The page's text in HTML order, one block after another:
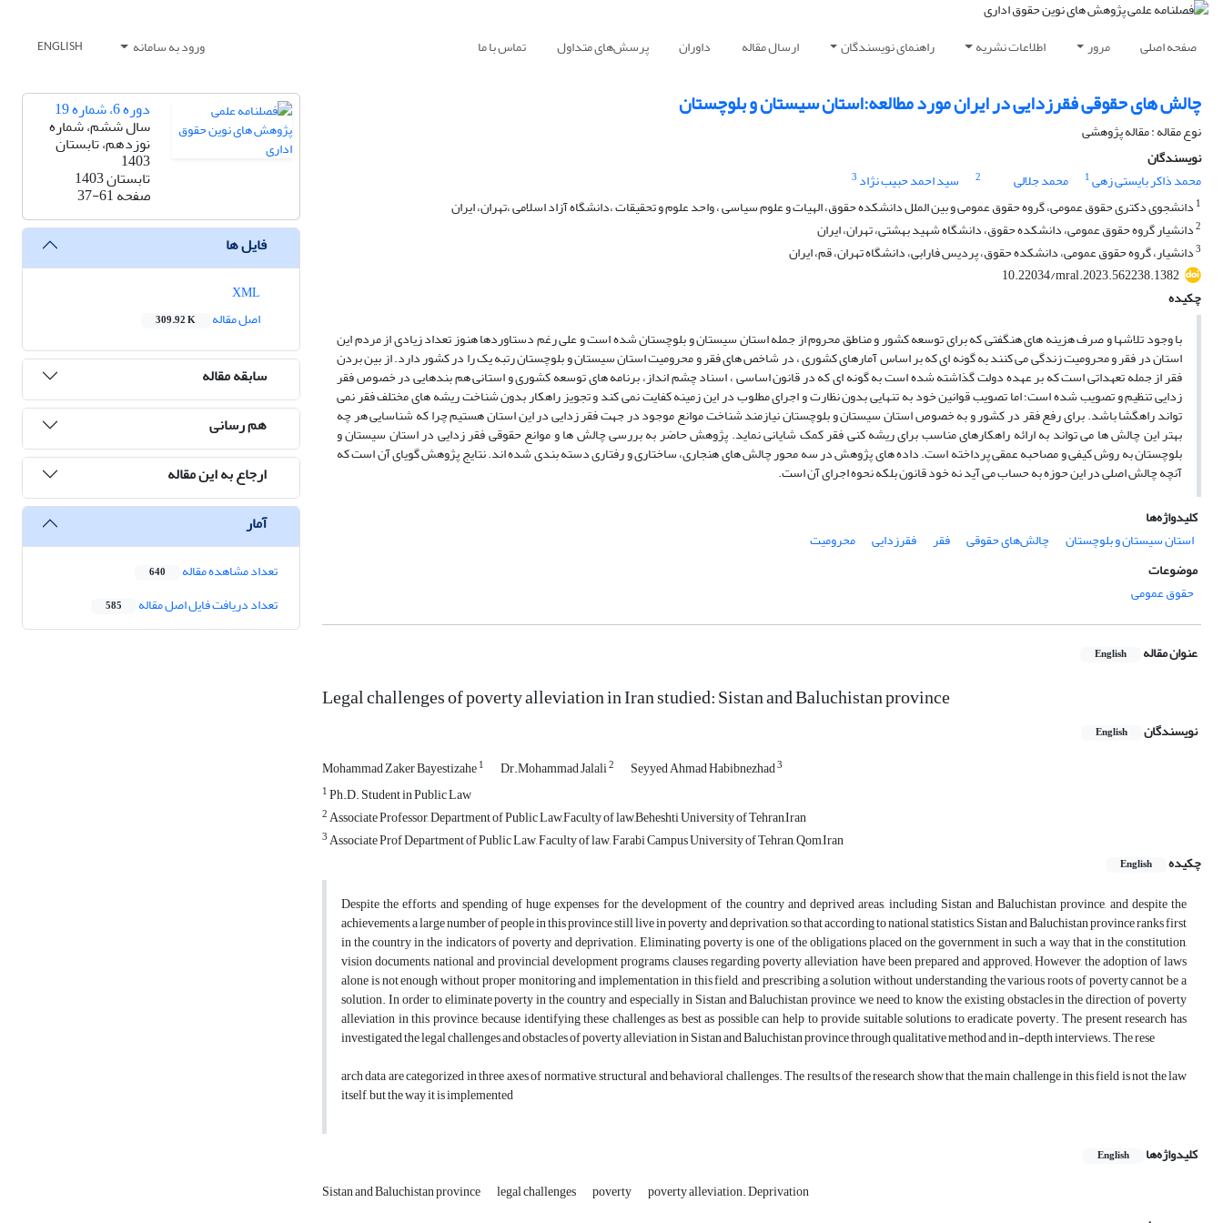
صفحه اصلی مرور اطلاعات نشریه راهنمای نویسندگان ارسال مقاله داوران پرسش‌های متداول تماس با ما ورود به سامانه ENGLISH
چالش های حقوقی فقرزدایی در ایران مورد مطالعه:استان سیستان و بلوچستان
نوع مقاله : مقاله پژوهشی
نویسندگان
محمد ذاکر بایستی زهی1 محمد جلالی 2 سید احمد حبیب نژاد 3
1 دانشجوی دکتری حقوق عمومی، گروه حقوق عمومی و بین الملل دانشکده حقوق، الهیات و علوم سیاسی ، واحد علوم و تحقیقات ،دانشگاه آزاد اسلامی ،تهران، ایران
2دانشیار گروه حقوق عمومی، دانشکده حقوق، دانشگاه شهید بهشتی، تهران، ایران
3دانشیار، گروه حقوق عمومی، دانشکده حقوق، پردیس فارابی، دانشگاه تهران، قم، ایران
10.22034/mral.2023.562238.1382
چکیده
با وجود تلاشها و صرف هزینه های هنگفتی که برای توسعه کشور و مناطق محروم از جمله استان سیستان و بلوچستان شده است و علی رغم دستاوردها هنوز تعداد زیادی از مردم این
استان در فقر و محرومیت زندگی می کنند به گونه ای که بر اساس آمارهای کشوری ، در شاخص های فقر و محرومیت استان سیستان و بلوچستان رتبه یک را در کشور دارد. از بین بردن
فقر از جمله تعهداتی است که بر عهده دولت گذاشته شده است به گونه ای که در قانون اساسی ، اسناد چشم انداز، برنامه های توسعه کشوری و استانی هم بندهایی در خصوص فقر
زدایی تنظیم و تصویب شده است؛ اما تصویب قوانین خود به تنهایی بدون نظارت و اجرای مطلوب در این زمینه کفایت نمی کند و تجویز راهکار بدون شناخت ریشه های مختلف فقر نمی
تواند راهگشا باشد. برای رفع فقر در کشور و به خصوص استان سیستان و بلوچستان نیازمند شناخت موانع موجود در جهت فقر زدایی در این استان هستیم چرا که شناسایی هر چه
بهتر این چالش ها می تواند به ارائه راهکارهای مناسب برای ریشه کنی فقر کمک شایانی نماید. پژوهش حاضر به بررسی چالش ها و موانع حقوقی فقر زدایی در استان سیستان و
بلوچستان به روش کیفی و مصاحبه عمقی پرداخته است. داده های پژوهش در سه محور چالش های هنجاری، ساختاری و رفتاری دسته بندی شده اند. نتایج پژوهش گویای آن است که
آنچه چالش اصلی در این حوزه به حساب می آید نه خود قانون بلکه نحوه اجرای آن است.
کلیدواژه‌ها
استان سیستان و بلوچستان
چالش‌های حقوقی فقر فقرزدایی
محرومیت
موضوعات
حقوق عمومی
عنوان مقاله English
Legal challenges of poverty alleviation in Iran studied: Sistan and Baluchistan province
نویسندگان English
Mohammad Zaker Bayestizahe1 Dr.Mohammad Jalali2 Seyyed Ahmad Habibnezhad3
1Ph.D. Student in Public Law
2Associate Professor, Department of Public Law,Faculty of law,Beheshti University of Tehran,Iran
3Associate Prof Department of Public Law, Faculty of law, Farabi Campus University of Tehran, Qom,Iran
چکیده
English
Despite the efforts and spending of huge expenses for the development of the country and deprived areas, including Sistan and Baluchistan province, and despite the
achievements, a large number of people in this province still live in poverty and deprivation, so that according to national statistics, Sistan and Baluchistan province ranks first
in the country in the indicators of poverty and deprivation. Eliminating poverty is one of the obligations placed on the government in such a way that in the constitution,
vision documents, national and provincial development programs, clauses regarding poverty alleviation have been prepared and approved; However, the adoption of laws
alone is not enough without proper monitoring and implementation in this field, and prescribing a solution without understanding the various roots of poverty cannot be a
solution. In order to eliminate poverty in the country and especially in Sistan and Baluchistan province, we need to know the existing obstacles in the direction of poverty
alleviation in this province, because identifying these challenges as best as possible can help to provide suitable solutions to eradicate poverty. The present research has
investigated the legal challenges and obstacles of poverty alleviation in Sistan and Baluchistan province through qualitative method and in-depth interviews. The rese
arch data are categorized in three axes of normative, structural and behavioral challenges. The results of the research show that the main challenge in this field is not the law
itself, but the way it is implemented
کلیدواژه‌ها English
Sistan and Baluchistan province legal challenges poverty poverty alleviation. Deprivation
دوره 6، شماره 19
سال ششم، شماره
نوزدهم، تابستان
1403
تابستان 1403
صفحه37-61
فایل ها
اصل مقاله
309.92 K
سابقه مقاله
هم رسانی
ارجاع به این مقاله
آمار
تعداد مشاهده مقاله 640
تعداد دریافت فایل اصل مقاله 585